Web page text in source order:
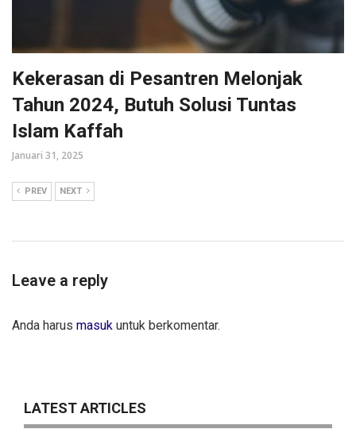
Kekerasan di Pesantren Melonjak
Tahun 2024, Butuh Solusi Tuntas
Islam Kaffah
Januari 31, 2025
PREV NEXT
Leave a reply
Anda harus masuk untuk berkomentar.
LATEST ARTICLES